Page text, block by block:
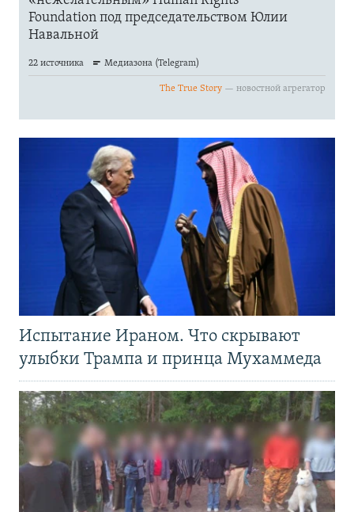
Испытание Ираном. Что скрывают
улыбки Трампа и принца Мухаммеда